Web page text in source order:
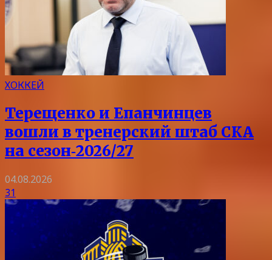
ХОККЕЙ
Терещенко и Епанчинцев
вошли в тренерский штаб СКА
на сезон‑2026/27
04.08.2026
31